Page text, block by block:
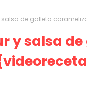
salsa de galleta
y salsa